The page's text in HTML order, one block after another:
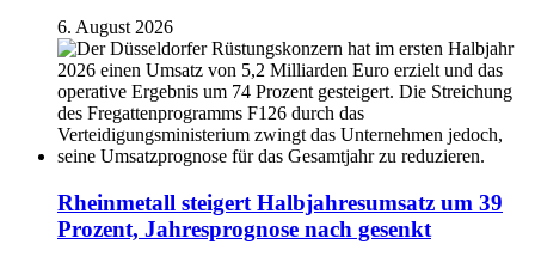
6. August 2026
Rheinmetall steigert Halbjahresumsatz um 39
Prozent, Jahresprognose nach gesenkt